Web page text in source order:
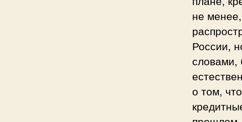
не
России,
словами,
о том,